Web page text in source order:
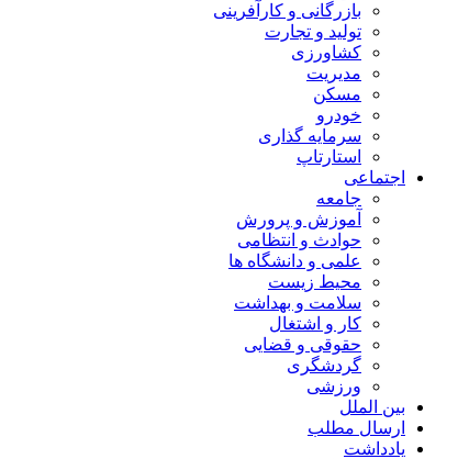
بازرگانی و کارآفرینی
تولید و تجارت
کشاورزی
مدیریت
مسکن
خودرو
سرمایه گذاری
استارتاپ
اجتماعی
جامعه
آموزش و پرورش
حوادث و انتظامی
علمی و دانشگاه ها
محیط زیست
سلامت و بهداشت
کار و اشتغال
حقوقی و قضایی
گردشگری
ورزشی
بین الملل
ارسال مطلب
یادداشت